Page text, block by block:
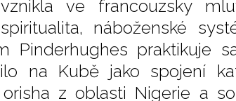
ve francouzsky
náboženské
Pinderhughes praktikuje
na Kubě jako spojení
z oblasti Nigerie a